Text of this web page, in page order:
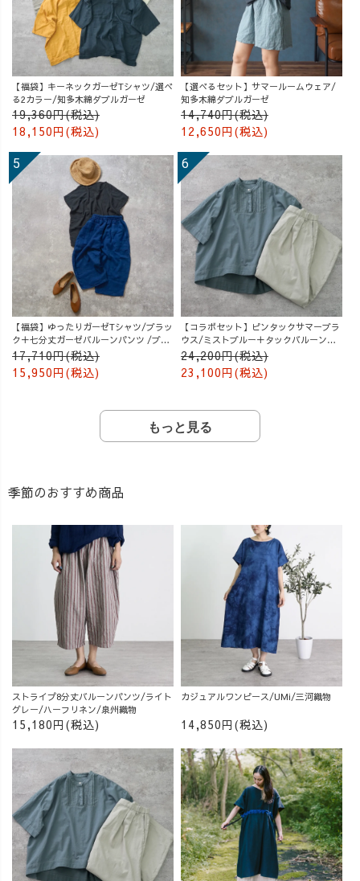
【福袋】キーネックガーゼTシャツ/選べ
る2カラー/知多木綿ダブルガーゼ
19,360円(税込)
18,150円(税込)
【選べるセット】サマールームウェア/
知多木綿ダブルガーゼ
14,740円(税込)
12,650円(税込)
【福袋】ゆったりガーゼTシャツ/ブラッ
ク＋七分丈ガーゼバルーンパンツ /ブル
ー
17,710円(税込)
15,950円(税込)
【コラボセット】ピンタックサマーブラ
ウス/ミストブルー＋タックバルーンパ
ンツ/グレージュ
24,200円(税込)
23,100円(税込)
もっと見る
季節のおすすめ商品
ストライプ8分丈バルーンパンツ/ライト
グレー/ハーフリネン/泉州織物
15,180円(税込)
カジュアルワンピース/UMi/三河織物
14,850円(税込)